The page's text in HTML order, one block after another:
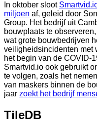
In oktober sloot
miljoen af, geleid door
Group. Het bedrijf uit
bouwplaats te
wat grote bouwbedrijven
veiligheidsincidenten met
het begin van de COVID-
Smartvid.io ook gebruikt
te volgen, zoals het
van maskers binnen de
jaar zoekt het bedrijf
TileDB